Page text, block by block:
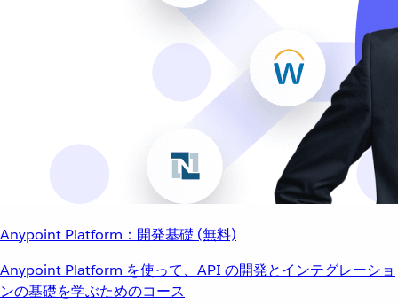
Anypoint Platform：開発基礎 (無料)
Anypoint Platform を使って、API の開発とインテグレーショ
ンの基礎を学ぶためのコース